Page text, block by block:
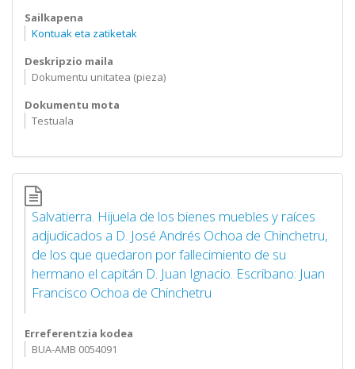
Sailkapena
Kontuak eta zatiketak
Deskripzio maila
Dokumentu unitatea (pieza)
Dokumentu mota
Testuala
Salvatierra. Hijuela de los bienes muebles y raíces
adjudicados a D. José Andrés Ochoa de Chinchetru,
de los que quedaron por fallecimiento de su
hermano el capitán D. Juan Ignacio. Escribano: Juan
Francisco Ochoa de Chinchetru
Erreferentzia kodea
BUA-AMB 0054091